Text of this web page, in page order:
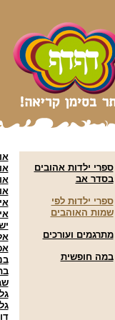
ספרי ילדות אהובים
בסדר אב
ספרי ילדוּת לפי
שמות האוהבים
מתרגמים ועורכים
במה חופשית